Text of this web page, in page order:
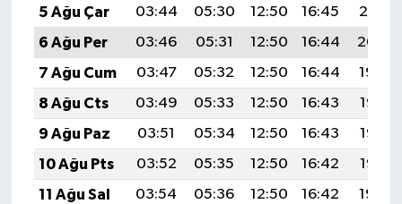
5 Ağu Çar
03:44 05:30 12:50 16:45
20:01
6 Ağu Per
03:46 05:31 12:50 16:44
20:00
7 Ağu Cum
03:47 05:32 12:50 16:44
19:59
8 Ağu Cts
03:49 05:33 12:50 16:43
19:58
9 Ağu Paz
03:51 05:34 12:50 16:43
19:56
10 Ağu Pts
03:52 05:35 12:50 16:42
19:55
11 Ağu Sal
03:54 05:36 12:50 16:42
19:54